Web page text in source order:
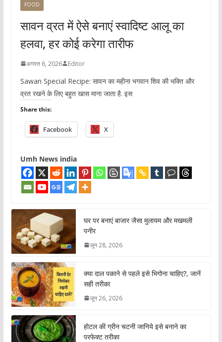
FOOD
सावन व्रत में ऐसे बनाएं स्वादिष्ट आलू का
हलवा, हर कोई करेगा तारीफ
अगस्त 6, 2026 Editor
Sawan Special Recipe: सावन का महीना भगवान शिव की भक्ति और
व्रत रखने के लिए बहुत खास माना जाता है. इस
Share this:
Facebook X
Umh News india
घर पर बनाएं बाजार जैसा मुलायम और मखमली
पनीर
जून 28, 2026
क्या दाल पकाने से पहले इसे भिगोना चाहिए?, जानें
सही तरीका
जून 26, 2026
होटल की ग्रीन चटनी जानिये इसे बनाने का
परफेक्ट तरीका